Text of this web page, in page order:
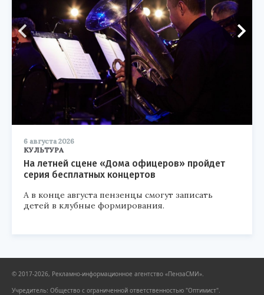
6 августа 2026
КУЛЬТУРА
На летней сцене «Дома офицеров» пройдет
серия бесплатных концертов
А в конце августа пензенцы смогут записать
детей в клубные формирования.
© 2017-2026, Рекламно-информационное агентство «ПензаСМИ».
Учредитель: Общество с ограниченной ответственностью "Оптимист".